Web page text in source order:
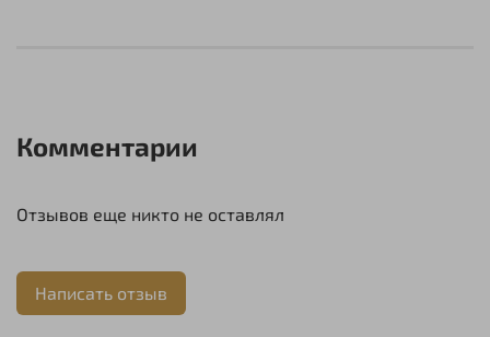
Комментарии
Отзывов еще никто не оставлял
Написать отзыв